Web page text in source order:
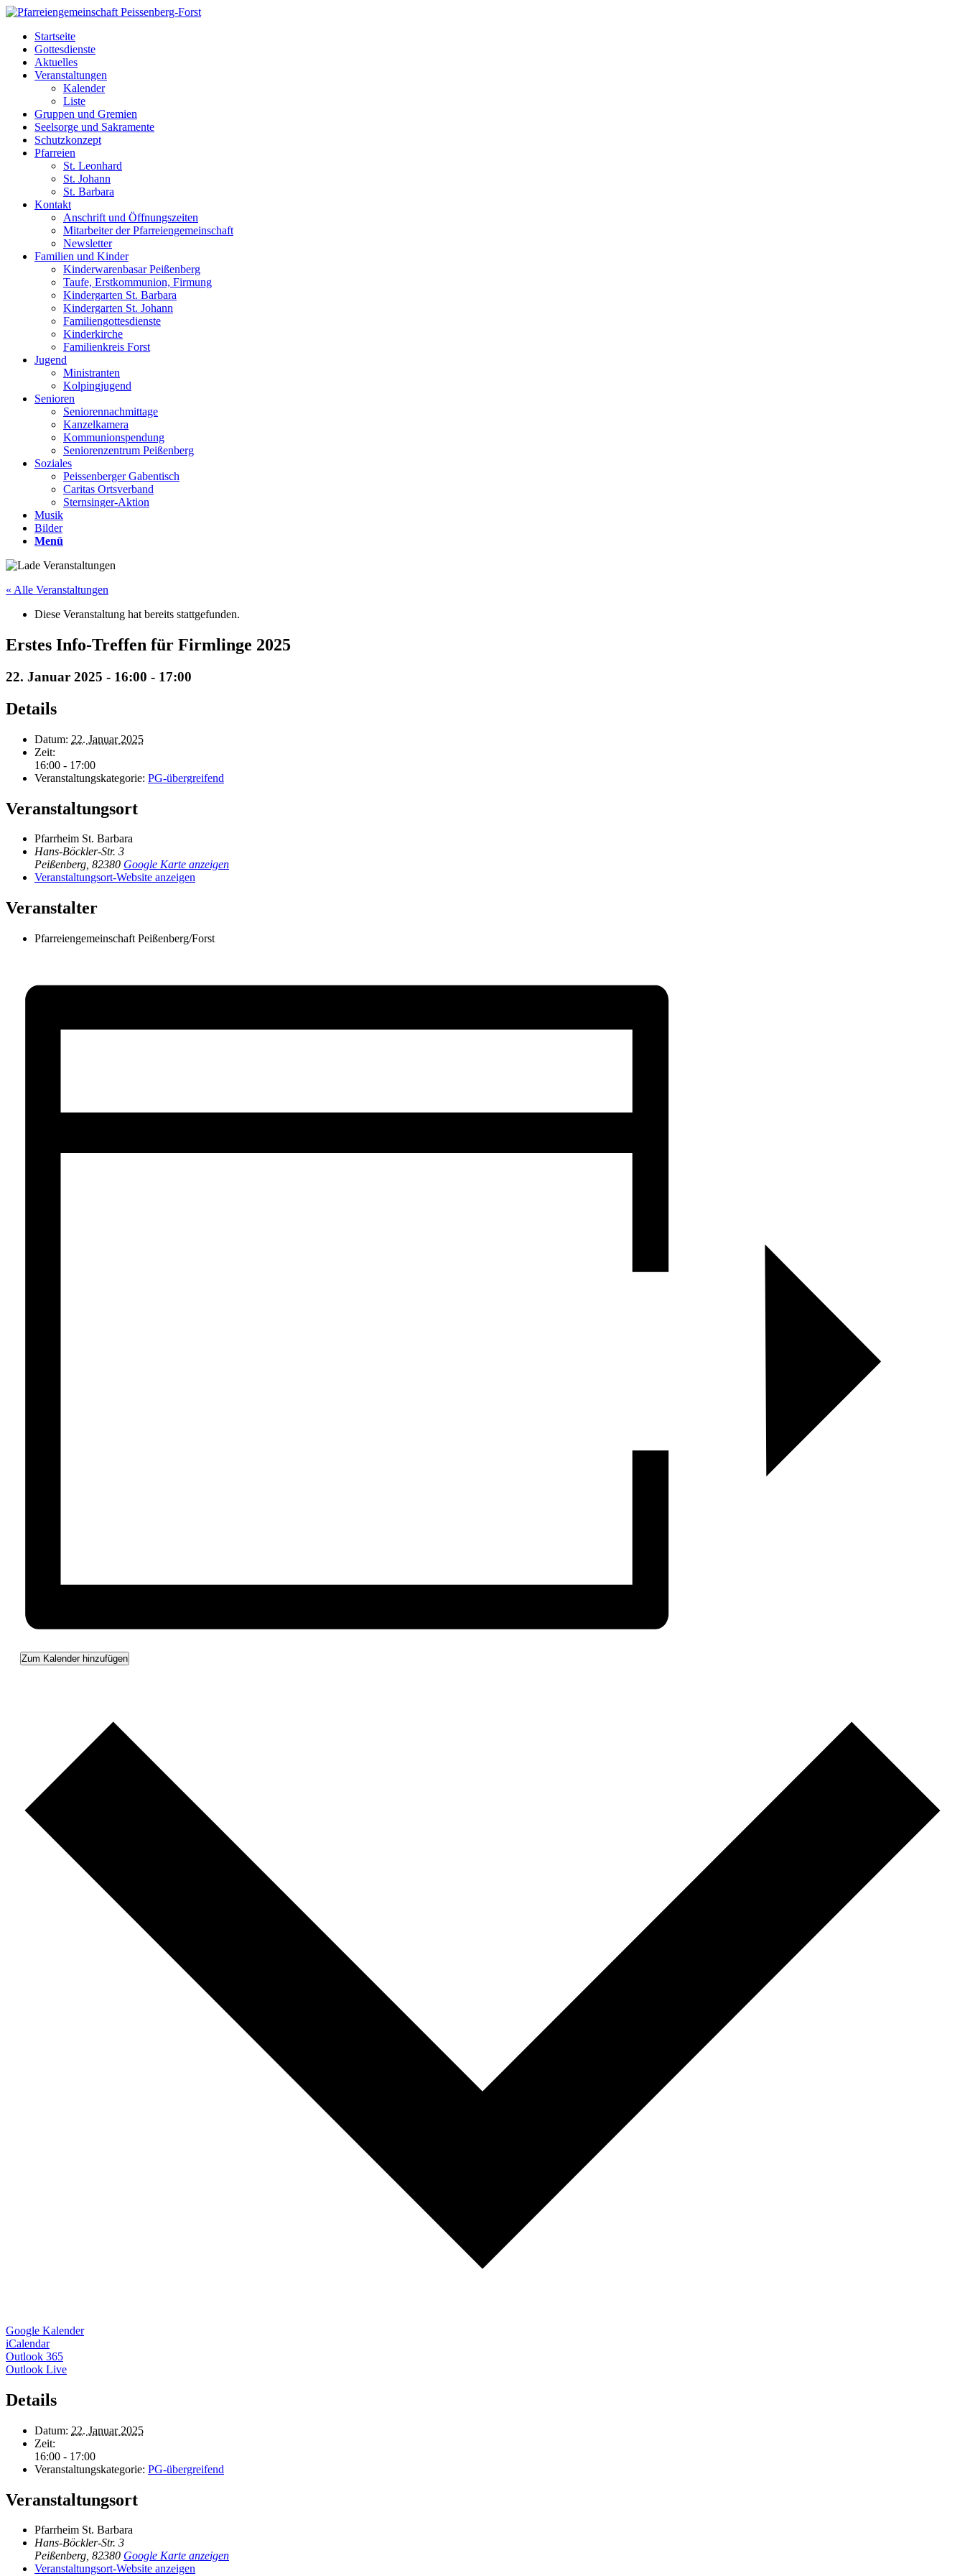
Startseite
Gottesdienste
Aktuelles
Veranstaltungen
Kalender
Liste
Gruppen und Gremien
Seelsorge und Sakramente
Schutzkonzept
Pfarreien
St. Leonhard
St. Johann
St. Barbara
Kontakt
Anschrift und Öffnungszeiten
Mitarbeiter der Pfarreiengemeinschaft
Newsletter
Familien und Kinder
Kinderwarenbasar Peißenberg
Taufe, Erstkommunion, Firmung
Kindergarten St. Barbara
Kindergarten St. Johann
Familiengottesdienste
Kinderkirche
Familienkreis Forst
Jugend
Ministranten
Kolpingjugend
Senioren
Seniorennachmittage
Kanzelkamera
Kommunionspendung
Seniorenzentrum Peißenberg
Soziales
Peissenberger Gabentisch
Caritas Ortsverband
Sternsinger-Aktion
Musik
Bilder
Menü
« Alle Veranstaltungen
Diese Veranstaltung hat bereits stattgefunden.
Erstes Info-Treffen für Firmlinge 2025
22. Januar 2025 - 16:00 - 17:00
Details
Datum: 22. Januar 2025
Zeit:
16:00 - 17:00
Veranstaltungskategorie: PG-übergreifend
Veranstaltungsort
Pfarrheim St. Barbara
Hans-Böckler-Str. 3
Peißenberg, 82380 Google Karte anzeigen
Veranstaltungsort-Website anzeigen
Veranstalter
Pfarreiengemeinschaft Peißenberg/Forst
Zum Kalender hinzufügen
Google Kalender
iCalendar
Outlook 365
Outlook Live
Details
Datum: 22. Januar 2025
Zeit:
16:00 - 17:00
Veranstaltungskategorie: PG-übergreifend
Veranstaltungsort
Pfarrheim St. Barbara
Hans-Böckler-Str. 3
Peißenberg, 82380 Google Karte anzeigen
Veranstaltungsort-Website anzeigen